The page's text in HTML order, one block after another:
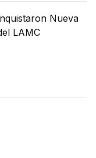
Nueva
LAMC